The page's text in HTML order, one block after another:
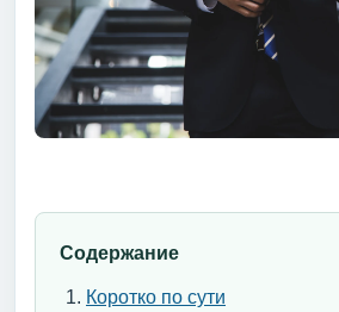
Содержание
Коротко по сути